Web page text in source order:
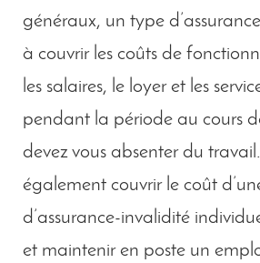
généraux, un type
à couvrir les coûts de
les salaires, le loyer et les
pendant la période au cours
devez vous absenter du
également couvrir le coût
d’assurance-invalidité
et maintenir en poste un